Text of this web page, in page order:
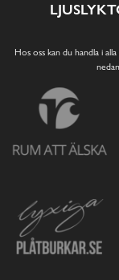
Hos oss kan du handla i